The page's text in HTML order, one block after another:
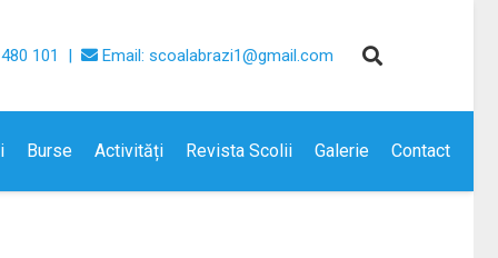
480 101 | Email: scoalabrazi1@gmail.com
Burse Activități Revista Scolii Galerie Contact